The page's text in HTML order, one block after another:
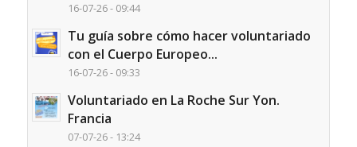
16-07-26 - 09:44
Tu guía sobre cómo hacer voluntariado
con el Cuerpo Europeo...
16-07-26 - 09:33
Voluntariado en La Roche Sur Yon.
Francia
07-07-26 - 13:24